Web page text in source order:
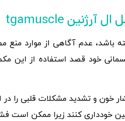
باشد، عدم آگاهی از موارد
خود قصد استفاده از این
خون و تشدید مشکلات قلبی را در
خودداری کنند زیرا ممکن است